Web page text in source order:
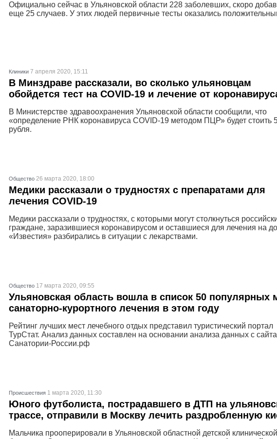
Официально сейчас в Ульяновской области 228 заболевших, скоро
еще 25 случаев. У этих людей первичные тесты оказались
Клиники 7 апреля 2020, 15:11
В Минздраве рассказали, во сколько ульяновцам
обойдется тест на COVID-19 и лечение от
В Министерстве здравоохранения Ульяновской области сообщили, что
«определение РНК коронавируса COVID-19 методом ПЦР» будет стоить
рубля.
Общество 26 марта 2020, 18:00
Медики рассказали о трудностях с препаратами для
лечения COVID-19
Медики рассказали о трудностях, с которыми могут столкнуться
граждане, заразившиеся коронавирусом и оставшиеся для лечения на
«Известия» разбирались в ситуации с лекарствами.
Общество 17 марта 2020, 09:55
Ульяновская область вошла в список 50 популярных
санаторно-курортного лечения в этом году
Рейтинг лучших мест лечебного отдых представил туристический портал
ТурСтат. Анализ данных составлен на основании анализа данных с сайта
Санатории-России.рф
Проиcшествия 1 марта 2020, 11:30
Юного футболиста, пострадавшего в ДТП на
трассе, отправили в Москву лечить раздробленную
Мальчика прооперировали в Ульяновской областной детской клинической